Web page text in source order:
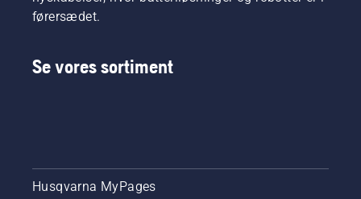
førersædet.
Se vores sortiment
Husqvarna MyPages